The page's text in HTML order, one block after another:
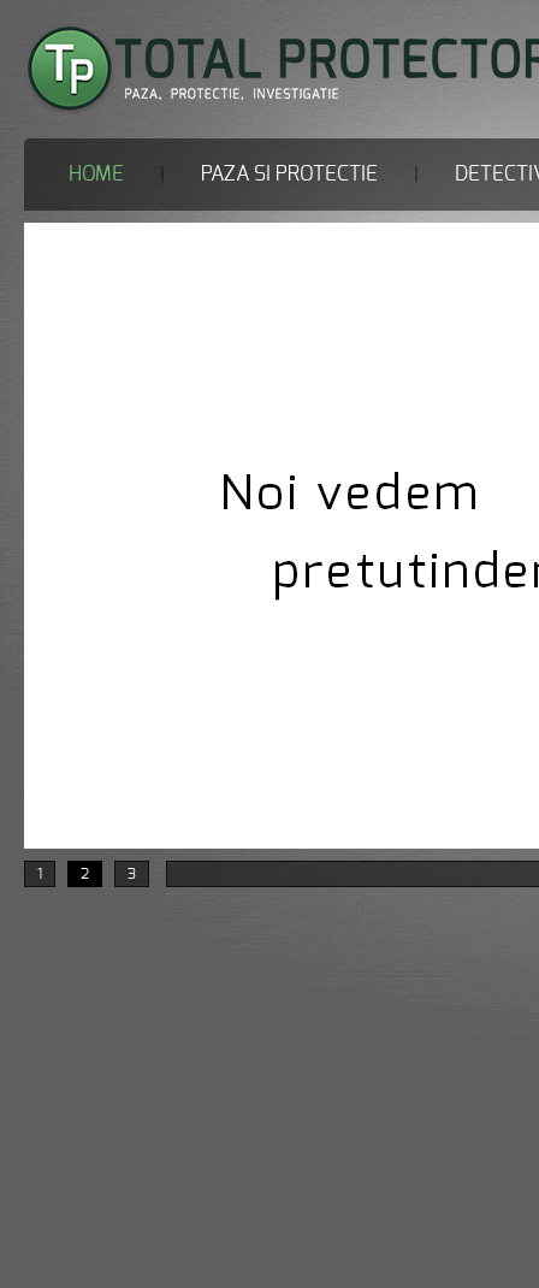
HOME PAZA SI PROTECTIE
1 2 3